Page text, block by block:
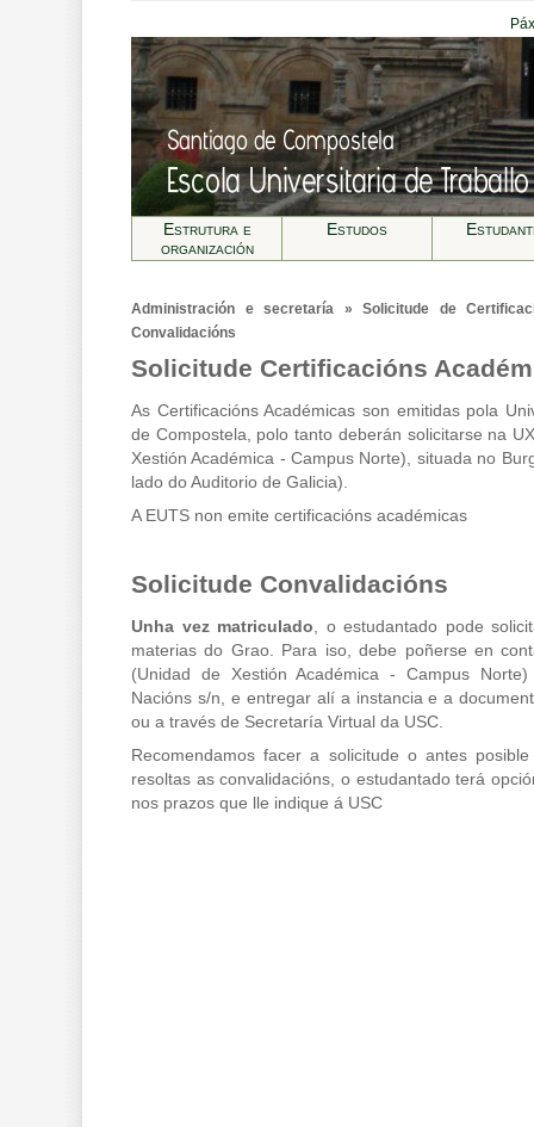
Estrutura e
organización
Estudos
Administración e secretarí­a » Solicitude de
Convalidacións
Solicitude Certificacións
As Certificacións Académicas son emitidas pola
de Compostela, polo tanto deberán solicitarse na
Xestión Académica - Campus Norte), situada no
lado do Auditorio de Galicia).
A EUTS non emite certificacións académicas
Solicitude Convalidacións
Unha vez matriculado , o estudantado pode
materias do Grao. Para iso, debe poñerse en
(Unidad de Xestión Académica - Campus
Nacións s/n, e entregar alí a instancia e a
ou a través de Secretaría Virtual da USC.
Recomendamos facer a solicitude o antes
resoltas as convalidacións, o estudantado terá
nos prazos que lle indique á USC